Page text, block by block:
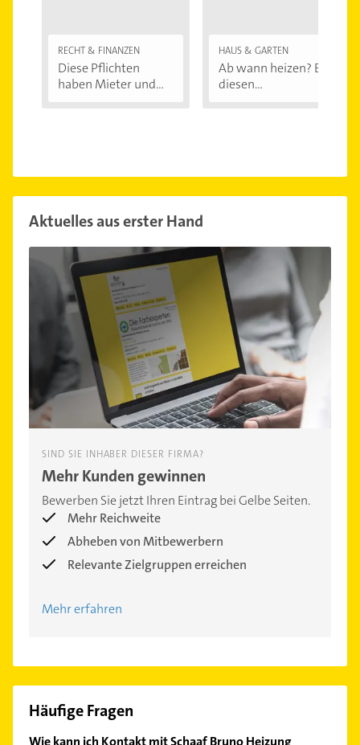
RECHT & FINANZEN
Diese Pflichten
haben Mieter und...
HAUS & GARTEN
Ab wann heizen? Bei
diesen
Aktuelles aus erster Hand
SIND SIE INHABER DIESER FIRMA?
Mehr Kunden gewinnen
Bewerben Sie jetzt Ihren Eintrag bei Gelbe Seiten.
Mehr Reichweite
Abheben von Mitbewerbern
Relevante Zielgruppen erreichen
Mehr erfahren
Häufige Fragen
Wie kann ich Kontakt mit Schaaf Bruno Heizung